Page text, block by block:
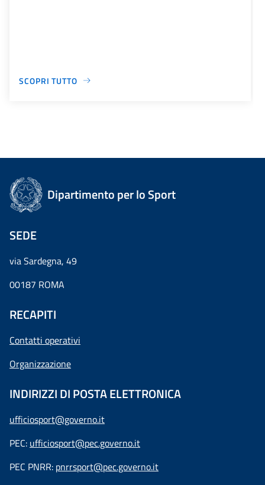
SCOPRI TUTTO
Dipartimento per lo Sport
SEDE
via Sardegna, 49
00187 ROMA
RECAPITI
Contatti operativi
Organizzazione
INDIRIZZI DI POSTA ELETTRONICA
ufficiosport@governo.it
PEC: ufficiosport@pec.governo.it
PEC PNRR: pnrrsport@pec.governo.it